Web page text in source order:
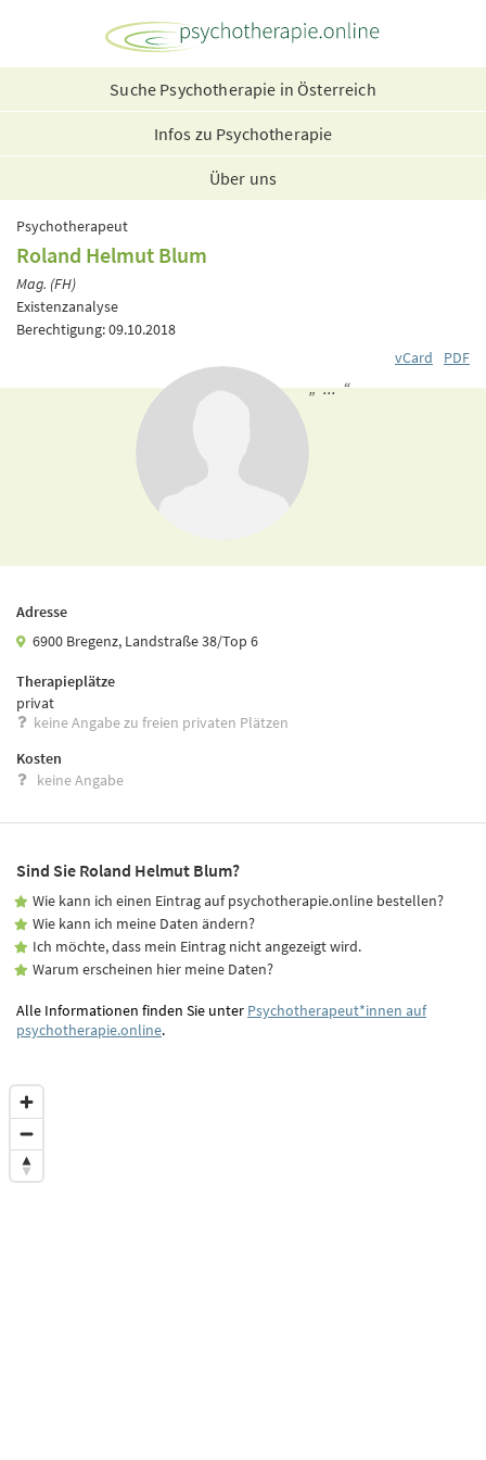
Suche Psychotherapie in Österreich
Infos zu Psychotherapie
Über uns
Psychotherapeut
Roland Helmut Blum
Mag. (FH)
Existenzanalyse
Berechtigung: 09.10.2018
vCard
PDF
„ ... “
Adresse
6900 Bregenz, Landstraße 38/Top 6
Therapieplätze
privat
keine Angabe zu freien privaten Plätzen
Kosten
keine Angabe
Sind Sie Roland Helmut Blum?
Wie kann ich einen Eintrag auf psychotherapie.online bestellen?
Wie kann ich meine Daten ändern?
Ich möchte, dass mein Eintrag nicht angezeigt wird.
Warum erscheinen hier meine Daten?
Alle Informationen finden Sie unter Psychotherapeut*innen auf
psychotherapie.online.